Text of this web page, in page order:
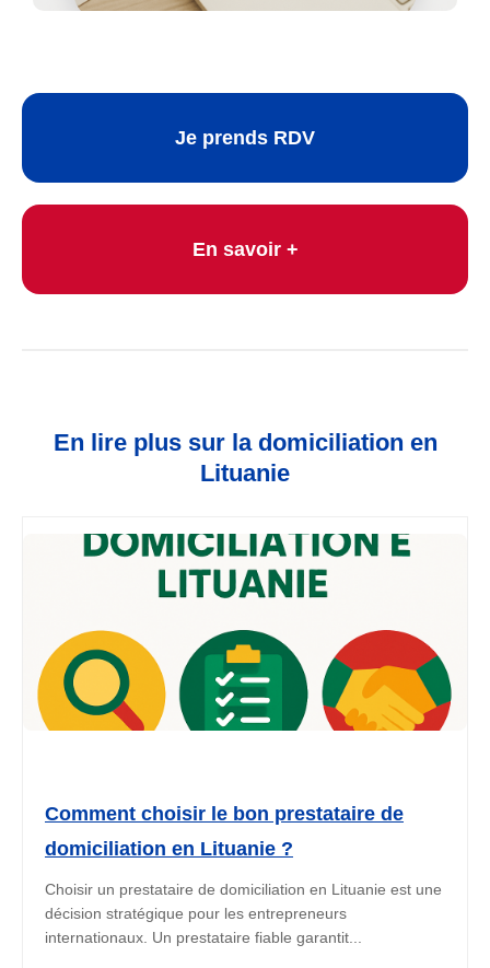
Je prends RDV
En savoir +
En lire plus sur la domiciliation en
Lituanie
Comment choisir le bon prestataire de
domiciliation en Lituanie ?
Choisir un prestataire de domiciliation en Lituanie est une
décision stratégique pour les entrepreneurs
internationaux. Un prestataire fiable garantit...